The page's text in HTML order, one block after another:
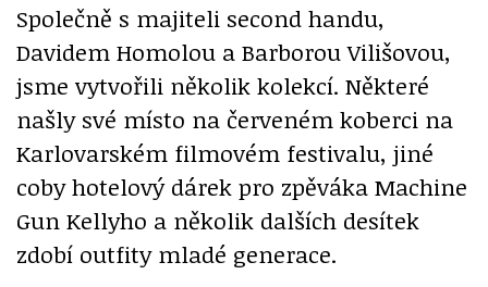
Společně s majiteli second handu,
Davidem Homolou a Barborou Vilišovou,
jsme vytvořili několik kolekcí. Některé
našly své místo na červeném koberci na
Karlovarském filmovém festivalu, jiné
coby hotelový dárek pro zpěváka Machine
Gun Kellyho a několik dalších desítek
zdobí outfity mladé generace.